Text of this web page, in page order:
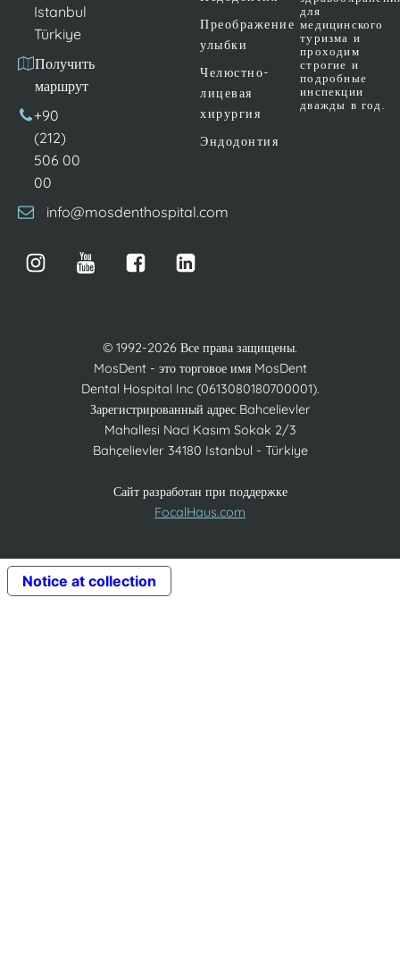
Istanbul
Türkiye
Получить
маршрут
+90
(212)
506 00
00
info@mosdenthospital.com
Преображение
улыбки
Челюстно-
лицевая
хирургия
Эндодонтия
для
медицинского
туризма и
проходим
строгие и
подробные
инспекции
дважды в год.
© 1992-2026 Все права защищены.
MosDent - это торговое имя MosDent
Dental Hospital Inc (0613080180700001).
Зарегистрированный адрес Bahcelievler
Mahallesi Naci Kasım Sokak 2/3
Bahçelievler 34180 Istanbul - Türkiye
Сайт разработан при поддержке
FocalHaus.com
Notice at collection